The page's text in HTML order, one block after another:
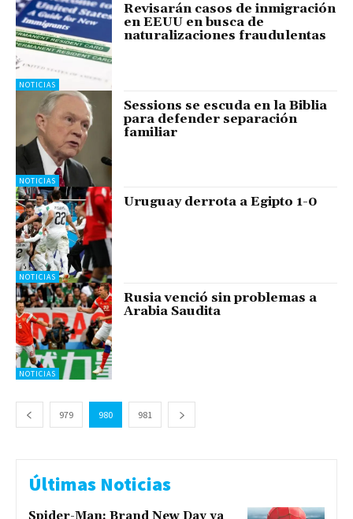
NOTICIAS
Revisarán casos de inmigración
en EEUU en busca de
naturalizaciones fraudulentas
NOTICIAS
Sessions se escuda en la Biblia
para defender separación
familiar
NOTICIAS
Uruguay derrota a Egipto 1-0
NOTICIAS
Rusia venció sin problemas a
Arabia Saudita
979 980 981
Últimas Noticias